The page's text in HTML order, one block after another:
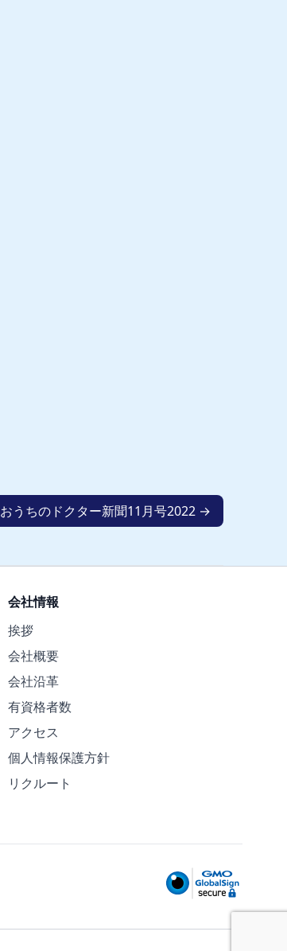
おうちのドクター新聞11月号2022 →
会社情報
挨拶
会社概要
会社沿革
有資格者数
アクセス
個人情報保護方針
リクルート